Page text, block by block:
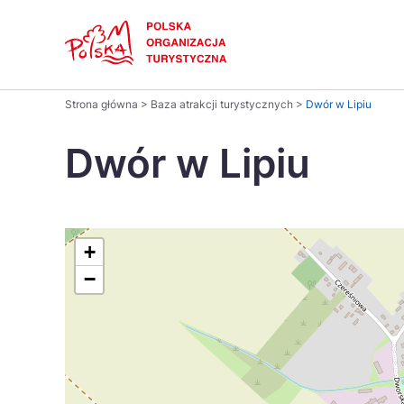
na
stronie
Português
Україна
Strona główna > Baza atrakcji turystycznych > Dwór w Lipiu
Dwór w Lipiu
+
−